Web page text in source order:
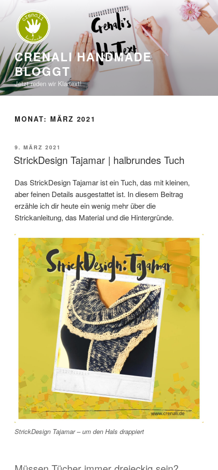
Inhalt
springen
CRENALI HANDMADE
BLOGGT
Jetzt reden wir Klartext!
MONAT: MÄRZ 2021
VERÖFFENTLICHT
AM
9. MÄRZ 2021
StrickDesign Tajamar | halbrundes Tuch
Das StrickDesign Tajamar ist ein Tuch, das mit kleinen,
aber feinen Details ausgestattet ist. In diesem Beitrag
erzähle ich dir heute ein wenig mehr über die
Strickanleitung, das Material und die Hintergründe.
StrickDesign Tajamar – um den Hals drappiert